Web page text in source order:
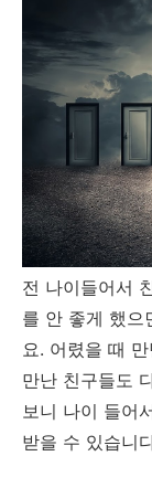
전 나이들어서
를 안 좋게 했으
요. 어렸을 때
만난 친구들도
보니 나이 들어
받을 수 있습니